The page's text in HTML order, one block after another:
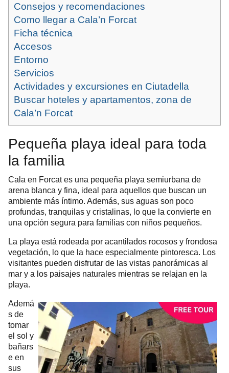
Consejos y recomendaciones
Como llegar a Cala’n Forcat
Ficha técnica
Accesos
Entorno
Servicios
Actividades y excursiones en Ciutadella
Buscar hoteles y apartamentos, zona de
Cala’n Forcat
Pequeña playa ideal para toda
la familia
Cala en Forcat es una pequeña playa semiurbana de
arena blanca y fina, ideal para aquellos que buscan un
ambiente más íntimo. Además, sus aguas son poco
profundas, tranquilas y cristalinas, lo que la convierte en
una opción segura para familias con niños pequeños.
La playa está rodeada por acantilados rocosos y frondosa
vegetación, lo que la hace especialmente pintoresca. Los
visitantes pueden disfrutar de las vistas panorámicas al
mar y a los paisajes naturales mientras se relajan en la
playa.
Ademá
s de
tomar
el sol y
bañars
e en
sus